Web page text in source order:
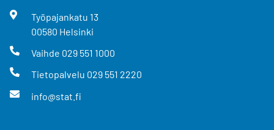
Työpajankatu 13
00580 Helsinki
Vaihde 029 551 1000
Tietopalvelu 029 551 2220
info@stat.fi